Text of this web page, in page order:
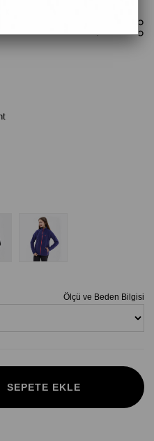
Kadın Mont -
Ölçü ve Beden Bilgisi